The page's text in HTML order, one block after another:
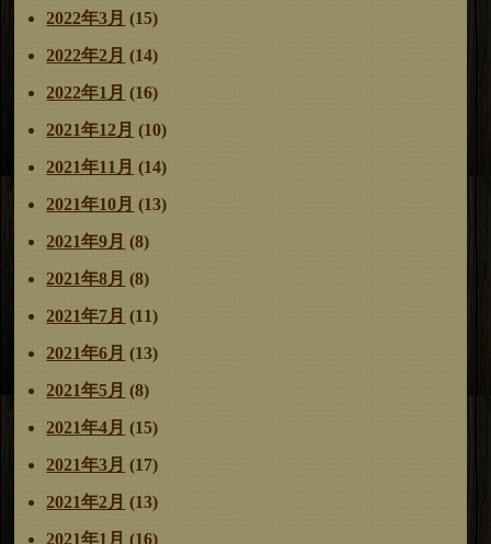
2022年3月 (15)
2022年2月 (14)
2022年1月 (16)
2021年12月 (10)
2021年11月 (14)
2021年10月 (13)
2021年9月 (8)
2021年8月 (8)
2021年7月 (11)
2021年6月 (13)
2021年5月 (8)
2021年4月 (15)
2021年3月 (17)
2021年2月 (13)
2021年1月 (16)